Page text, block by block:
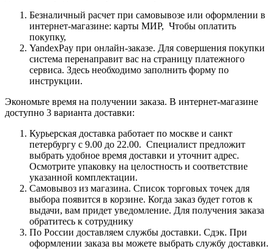
Безналичный расчет при самовывозе или оформлении в
интернет-магазине: карты МИР, Чтобы оплатить
покупку,
YandexPay при онлайн-заказе. Для совершения покупки
система перенаправит вас на страницу платежного
сервиса. Здесь необходимо заполнить форму по
инструкции.
Экономьте время на получении заказа. В интернет-магазине
доступно 3 варианта доставки:
Курьерская доставка работает по москве и санкт
петербургу с 9.00 до 22.00. Специалист предложит
выбрать удобное время доставки и уточнит адрес.
Осмотрите упаковку на целостность и соответствие
указанной комплектации.
Самовывоз из магазина. Список торговых точек для
выбора появится в корзине. Когда заказ будет готов к
выдачи, вам придет уведомление. Для получения заказа
обратитесь к сотруднику
По России доставляем службы доставки. Сдэк. При
оформлении заказа вы можете выбрать службу доставки.